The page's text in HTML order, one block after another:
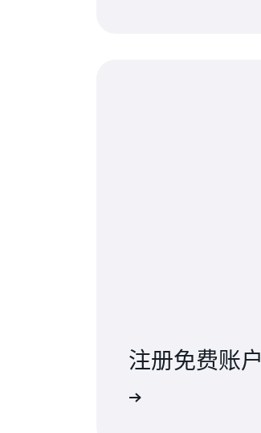
注册免费账户